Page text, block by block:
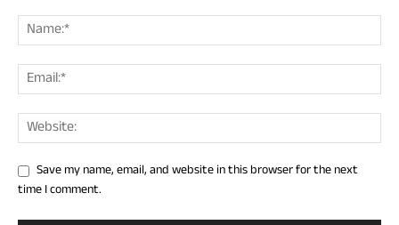
Save my name, email, and website in this browser for the next
time I comment.